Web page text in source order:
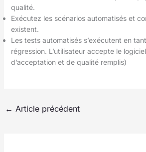
qualité.
Exécutez les scénarios automatisés et
existent.
Les tests automatisés s’exécutent en
régression. L’utilisateur accepte le
d’acceptation et de qualité remplis)
← Article précédent